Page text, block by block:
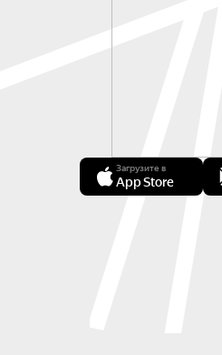
Загрузите в
App Store